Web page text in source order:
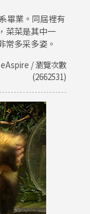
畢業。同屆裡有
菜菜是其中一
常多采多姿。
/ 瀏覽次數
(2662531)